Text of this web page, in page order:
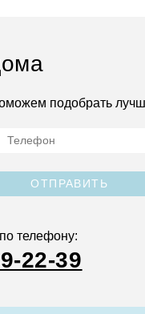
подобрать
ОТПРАВИТЬ
телефону:
22-39